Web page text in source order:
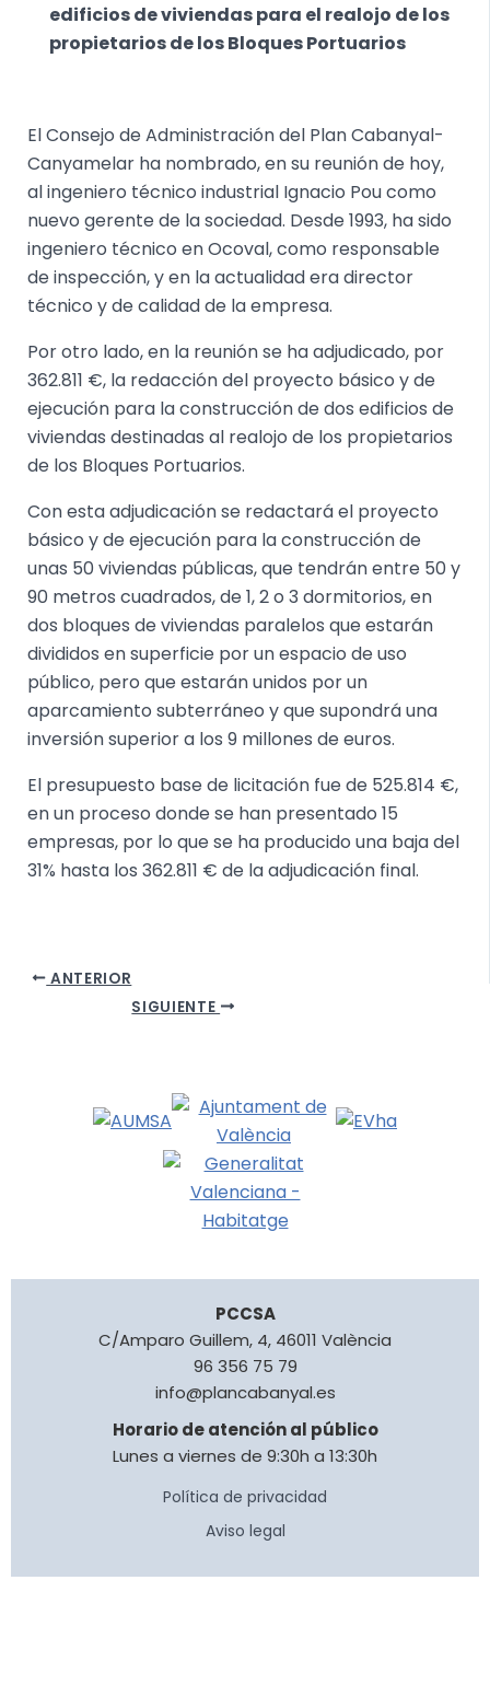
edificios de viviendas para el realojo de los
propietarios de los Bloques Portuarios
El Consejo de Administración del Plan Cabanyal-
Canyamelar ha nombrado, en su reunión de hoy,
al ingeniero técnico industrial Ignacio Pou como
nuevo gerente de la sociedad. Desde 1993, ha sido
ingeniero técnico en Ocoval, como responsable
de inspección, y en la actualidad era director
técnico y de calidad de la empresa.
Por otro lado, en la reunión se ha adjudicado, por
362.811 €, la redacción del proyecto básico y de
ejecución para la construcción de dos edificios de
viviendas destinadas al realojo de los propietarios
de los Bloques Portuarios.
Con esta adjudicación se redactará el proyecto
básico y de ejecución para la construcción de
unas 50 viviendas públicas, que tendrán entre 50 y
90 metros cuadrados, de 1, 2 o 3 dormitorios, en
dos bloques de viviendas paralelos que estarán
divididos en superficie por un espacio de uso
público, pero que estarán unidos por un
aparcamiento subterráneo y que supondrá una
inversión superior a los 9 millones de euros.
El presupuesto base de licitación fue de 525.814 €,
en un proceso donde se han presentado 15
empresas, por lo que se ha producido una baja del
31% hasta los 362.811 € de la adjudicación final.
ANTERIOR
SIGUIENTE
PCCSA
C/Amparo Guillem, 4, 46011 València
96 356 75 79
info@plancabanyal.es
Horario de atención al público
Lunes a viernes de 9:30h a 13:30h
Política de privacidad
Aviso legal